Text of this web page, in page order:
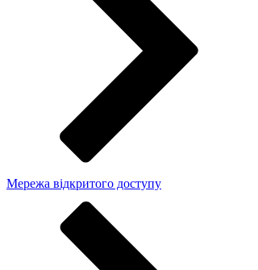
Мережа відкритого доступу